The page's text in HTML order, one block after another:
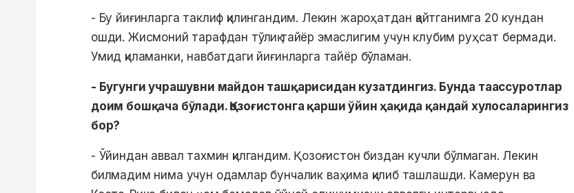
- Бу йиғинларга таклиф қилингандим. Лекин жароҳатдан қайтганимга 20 кундан
ошди. Жисмоний тарафдан тўлиқ тайёр эмаслигим учун клубим руҳсат бермади.
Умид қиламанки, навбатдаги йиғинларга тайёр бўламан.
- Бугунги учрашувни майдон ташқарисидан кузатдингиз. Бунда таассуротлар
доим бошқача бўлади. Қозоғистонга қарши ўйин ҳақида қандай хулосаларингиз
бор?
- Ўйиндан аввал тахмин қилгандим. Қозоғистон биздан кучли бўлмаган. Лекин
билмадим нима учун одамлар бунчалик ваҳима қилиб ташлашди. Камерун ва